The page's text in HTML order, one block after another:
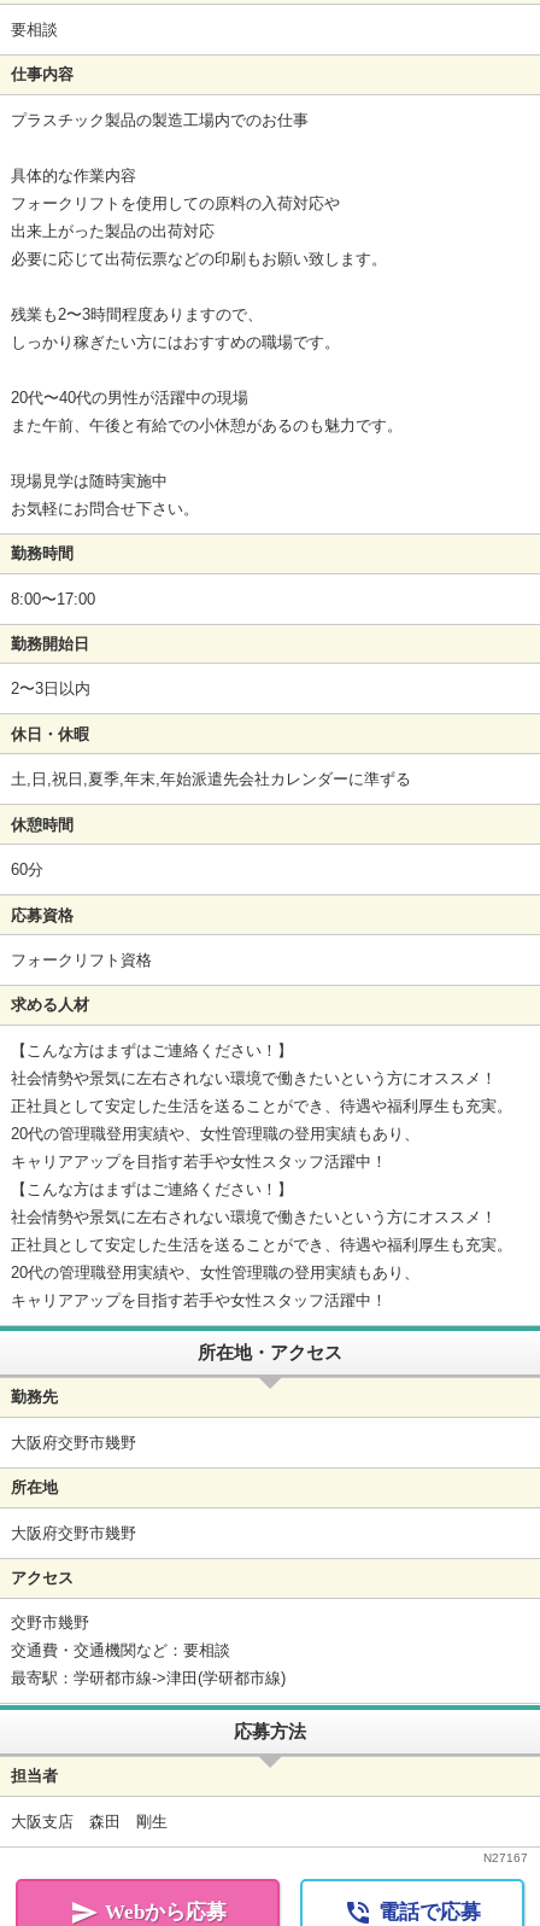
要相談
仕事内容
プラスチック製品の製造工場内でのお仕事
具体的な作業内容
フォークリフトを使用しての原料の入荷対応や
出来上がった製品の出荷対応
必要に応じて出荷伝票などの印刷もお願い致します。
残業も2〜3時間程度ありますので、
しっかり稼ぎたい方にはおすすめの職場です。
20代〜40代の男性が活躍中の現場
また午前、午後と有給での小休憩があるのも魅力です。
現場見学は随時実施中
お気軽にお問合せ下さい。
勤務時間
8:00〜17:00
勤務開始日
2〜3日以内
休日・休暇
土,日,祝日,夏季,年末,年始派遣先会社カレンダーに準ずる
休憩時間
60分
応募資格
フォークリフト資格
求める人材
【こんな方はまずはご連絡ください！】
社会情勢や景気に左右されない環境で働きたいという方にオススメ！
正社員として安定した生活を送ることができ、待遇や福利厚生も充実。
20代の管理職登用実績や、女性管理職の登用実績もあり、
キャリアアップを目指す若手や女性スタッフ活躍中！
【こんな方はまずはご連絡ください！】
社会情勢や景気に左右されない環境で働きたいという方にオススメ！
正社員として安定した生活を送ることができ、待遇や福利厚生も充実。
20代の管理職登用実績や、女性管理職の登用実績もあり、
キャリアアップを目指す若手や女性スタッフ活躍中！
所在地・アクセス
勤務先
大阪府交野市幾野
所在地
大阪府交野市幾野
アクセス
交野市幾野
交通費・交通機関など：要相談
最寄駅：学研都市線->津田(学研都市線)
応募方法
担当者
大阪支店 森田 剛生
N27167
 Webから応募  電話で応募